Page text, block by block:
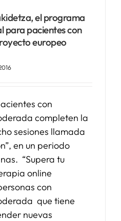
el programa
para pacientes con
europeo
con
completen la
sesiones llamada
en un periodo
“Supera tu
online
con
que tiene
nuevas